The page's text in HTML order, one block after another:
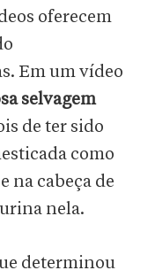
oferecem
Em um vídeo
selvagem
de ter sido
como
na cabeça de
nela.
determinou